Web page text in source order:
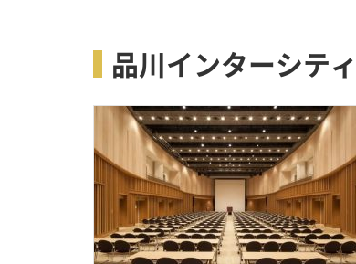
品川インターシテ